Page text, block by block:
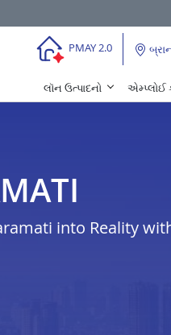
PMAY 2.0
લૉન ઉત્પાદનો એમ્પ્લોઈ
into Reality